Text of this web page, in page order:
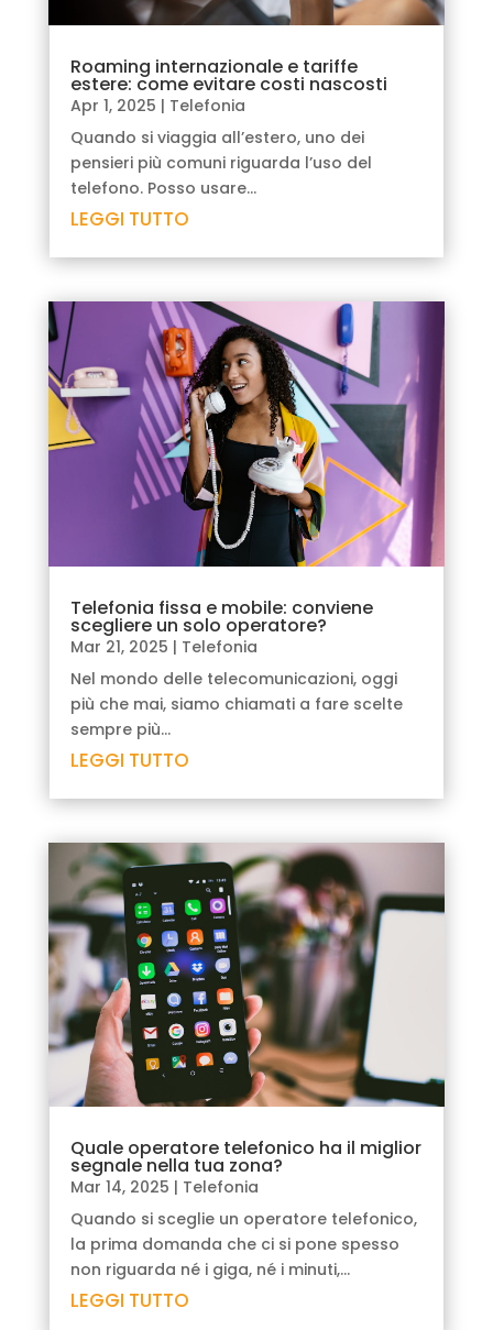
Roaming internazionale e tariffe
estere: come evitare costi nascosti
Apr 1, 2025 | Telefonia
Quando si viaggia all’estero, uno dei
pensieri più comuni riguarda l’uso del
telefono. Posso usare...
LEGGI TUTTO
Telefonia fissa e mobile: conviene
scegliere un solo operatore?
Mar 21, 2025 | Telefonia
Nel mondo delle telecomunicazioni, oggi
più che mai, siamo chiamati a fare scelte
sempre più...
LEGGI TUTTO
Quale operatore telefonico ha il miglior
segnale nella tua zona?
Mar 14, 2025 | Telefonia
Quando si sceglie un operatore telefonico,
la prima domanda che ci si pone spesso
non riguarda né i giga, né i minuti,...
LEGGI TUTTO